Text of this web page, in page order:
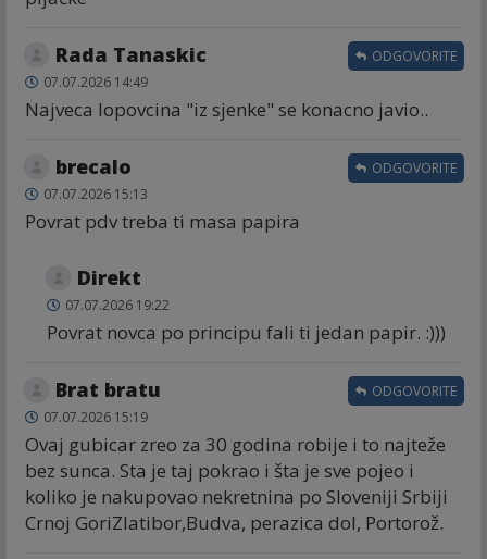
Rada Tanaskic
07.07.2026 14:49
Najveca lopovcina "iz sjenke" se konacno javio..
ODGOVORITE
brecalo
07.07.2026 15:13
Povrat pdv treba ti masa papira
ODGOVORITE
Direkt
07.07.2026 19:22
Povrat novca po principu fali ti jedan papir. :)))
Brat bratu
07.07.2026 15:19
Ovaj gubicar zreo za 30 godina robije i to najteže
bez sunca. Sta je taj pokrao i šta je sve pojeo i
koliko je nakupovao nekretnina po Sloveniji Srbiji
Crnoj GoriZlatibor,Budva, perazica dol, Portorož.
ODGOVORITE